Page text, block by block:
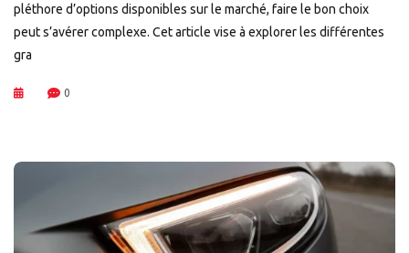
pléthore d’options disponibles sur le marché, faire le bon choix
peut s’avérer complexe. Cet article vise à explorer les différentes
gra
0